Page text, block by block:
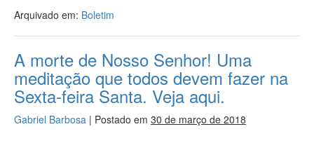
Arquivado em: Boletim
A morte de Nosso Senhor! Uma
meditação que todos devem fazer na
Sexta-feira Santa. Veja aqui.
Gabriel Barbosa | Postado em 30 de março de 2018